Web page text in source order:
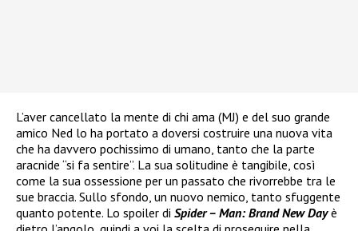
L’aver cancellato la mente di chi ama (MJ) e del suo grande
amico Ned lo ha portato a doversi costruire una nuova vita
che ha davvero pochissimo di umano, tanto che la parte
aracnide “si fa sentire”. La sua solitudine è tangibile, così
come la sua ossessione per un passato che rivorrebbe tra le
sue braccia. Sullo sfondo, un nuovo nemico, tanto sfuggente
quanto potente. Lo spoiler di Spider – Man: Brand New Dayè